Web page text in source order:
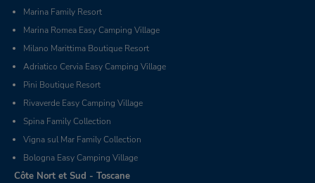
Marina Family Resort
Marina Romea Easy Camping Village
Milano Marittima Boutique Resort
Adriatico Cervia Easy Camping Village
Pini Boutique Resort
Rivaverde Easy Camping Village
Spina Family Collection
Vigna sul Mar Family Collection
Bologna Easy Camping Village
Côte Nort et Sud - Toscane